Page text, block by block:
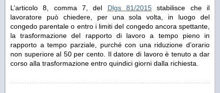
L’articolo 8, comma 7, del Dlgs 81/2015 stabilisce che il
lavoratore può chiedere, per una sola volta, in luogo del
congedo parentale o entro i limiti del congedo ancora spettante,
la trasformazione del rapporto di lavoro a tempo pieno in
rapporto a tempo parziale, purché con una riduzione d’orario
non superiore al 50 per cento. Il datore di lavoro è tenuto a dar
corso alla trasformazione entro quindici giorni dalla richiesta.